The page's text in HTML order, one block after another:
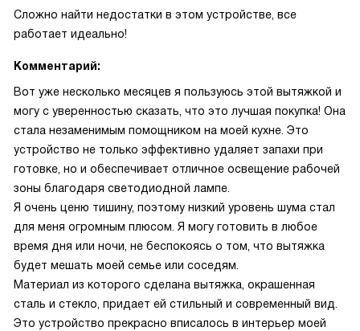
Сложно найти недостатки в этом устройстве, все
работает идеально!
Комментарий:
Вот уже несколько месяцев я пользуюсь этой вытяжкой и
могу с уверенностью сказать, что это лучшая покупка! Она
стала незаменимым помощником на моей кухне. Это
устройство не только эффективно удаляет запахи при
готовке, но и обеспечивает отличное освещение рабочей
зоны благодаря светодиодной лампе.
Я очень ценю тишину, поэтому низкий уровень шума стал
для меня огромным плюсом. Я могу готовить в любое
время дня или ночи, не беспокоясь о том, что вытяжка
будет мешать моей семье или соседям.
Материал из которого сделана вытяжка, окрашенная
сталь и стекло, придает ей стильный и современный вид.
Это устройство прекрасно вписалось в интерьер моей